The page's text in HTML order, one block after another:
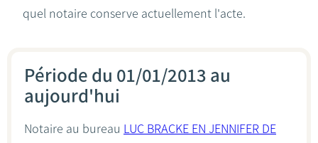
quel notaire conserve actuellement l'acte.
Période du 01/01/2013 au
aujourd'hui
Notaire au bureau LUC BRACKE EN JENNIFER DE